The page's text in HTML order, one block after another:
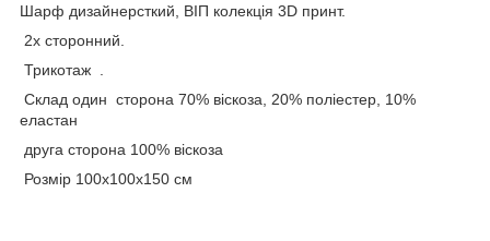
Шарф дизайнерсткий, ВІП колекція 3D принт.
2х сторонний.
Трикотаж .
Склад один сторона 70% віскоза, 20% поліестер, 10%
еластан
друга сторона 100% віскоза
Розмір 100х100х150 см